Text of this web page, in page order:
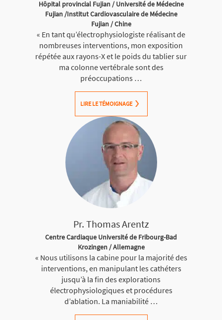
Hôpital provincial Fujian / Université de Médecine
Fujian /Institut Cardiovasculaire de Médecine
Fujian / Chine
« En tant qu’électrophysiologiste réalisant de
nombreuses interventions, mon exposition
répétée aux rayons-X et le poids du tablier sur
ma colonne vertébrale sont des
préoccupations …
LIRE LE TÉMOIGNAGE
Pr. Thomas Arentz
Centre Cardiaque Université de Fribourg-Bad
Krozingen / Allemagne
« Nous utilisons la cabine pour la majorité des
interventions, en manipulant les cathéters
jusqu’à la fin des explorations
électrophysiologiques et procédures
d’ablation. La maniabilité …